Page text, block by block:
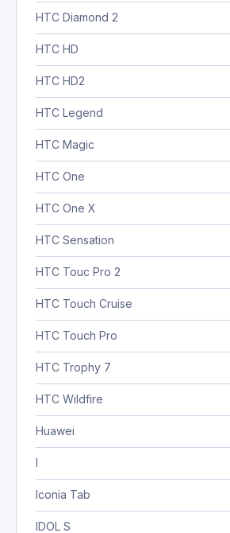
HTC Diamond 2
HTC HD
HTC HD2
HTC Legend
HTC Magic
HTC One
HTC One X
HTC Sensation
HTC Touc Pro 2
HTC Touch Cruise
HTC Touch Pro
HTC Trophy 7
HTC Wildfire
Huawei
I
Iconia Tab
IDOL S